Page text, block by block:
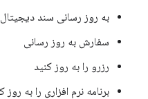
به روز رسانی سند دیجیتال
سفارش به روز رسانی
رزرو را به روز کنید
برنامه نرم افزاری را به روز